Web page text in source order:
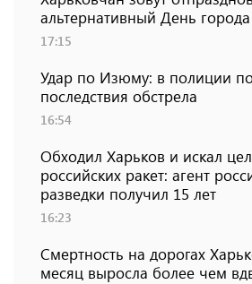
альтернативный День города
17:15
Удар по Изюму: в полиции
последствия обстрела
16:54
Обходил Харьков и искал
российских ракет: агент
разведки получил 15 лет
16:23
Смертность на дорогах
месяц выросла более чем